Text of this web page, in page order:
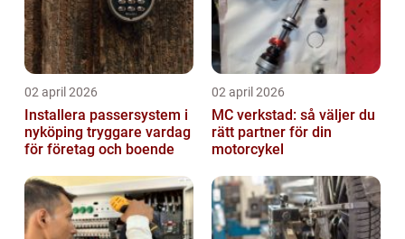
02 april 2026
Installera passersystem i
nyköping tryggare vardag
för företag och boende
02 april 2026
MC verkstad: så väljer du
rätt partner för din
motorcykel